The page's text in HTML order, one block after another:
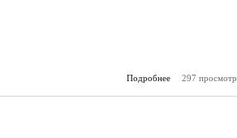
Подробнее
о
297